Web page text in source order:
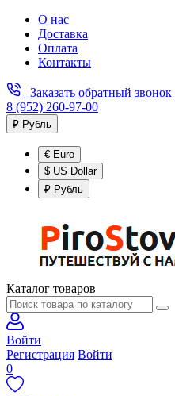
О нас
Доставка
Оплата
Контакты
Заказать обратный звонок
8 (952) 260-97-00
₽ Рубль
€ Euro
$ US Dollar
₽ Рубль
Каталог товаров
Войти
Регистрация Войти
0